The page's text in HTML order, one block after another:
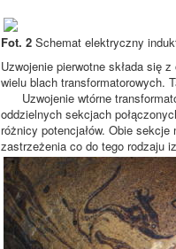
Fot. 2 Schemat elektryczny
Uzwojenie pierwotne składa się
wielu blach transformatorowych.
Uzwojenie wtórne
oddzielnych sekcjach
różnicy potencjałów. Obie
zastrzeżenia co do tego rodzaju